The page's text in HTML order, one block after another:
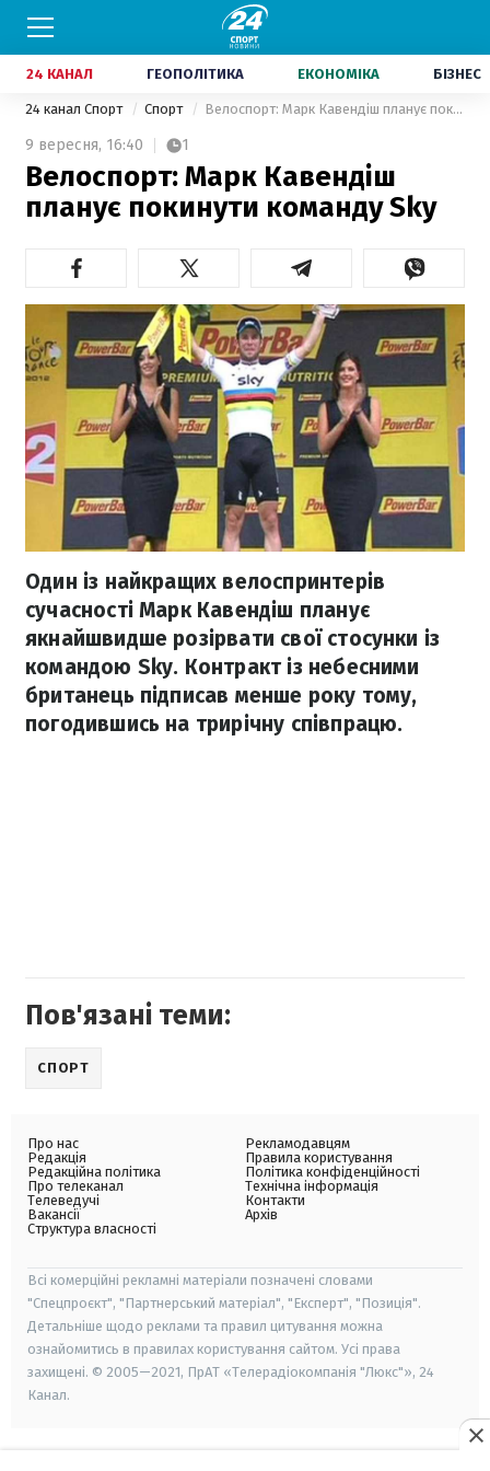
24 КАНАЛ ГЕОПОЛІТИКА ЕКОНОМІКА БІЗНЕС
24 канал Спорт Спорт Велоспорт: Марк Кавендіш планує покинути команду Sky
9 вересня, 16:40 1
Велоспорт: Марк Кавендіш
планує покинути команду Sky
Один із найкращих велоспринтерів
сучасності Марк Кавендіш планує
якнайшвидше розірвати свої стосунки із
командою Sky. Контракт із небесними
британець підписав менше року тому,
погодившись на трирічну співпрацю.
Пов'язані теми:
СПОРТ
Про нас
Редакція
Редакційна політика
Про телеканал
Телеведучі
Вакансії
Структура власності
Рекламодавцям
Правила користування
Політика конфіденційності
Технічна інформація
Контакти
Архів
Всі комерційні рекламні матеріали позначені словами
"Спецпроєкт", "Партнерський матеріал", "Експерт", "Позиція".
Детальніше щодо реклами та правил цитування можна
ознайомитись в правилах користування сайтом. Усі права
захищені. © 2005—2021, ПрАТ «Телерадіокомпанія "Люкс"», 24
Канал.